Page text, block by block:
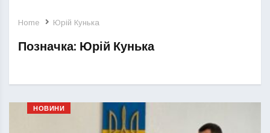
Home Юрій Кунька
Позначка: Юрій Кунька
НОВИНИ